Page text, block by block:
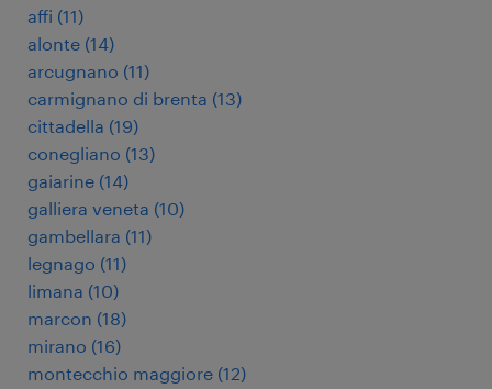
affi (11)
alonte (14)
arcugnano (11)
carmignano di brenta (13)
cittadella (19)
conegliano (13)
gaiarine (14)
galliera veneta (10)
gambellara (11)
legnago (11)
limana (10)
marcon (18)
mirano (16)
montecchio maggiore (12)